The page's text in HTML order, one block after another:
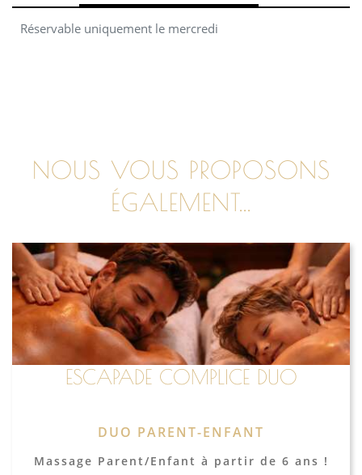
Réservable uniquement le mercredi
NOUS VOUS PROPOSONS
ÉGALEMENT...
ESCAPADE COMPLICE DUO
DUO PARENT-ENFANT
Massage Parent/Enfant à partir de 6 ans !